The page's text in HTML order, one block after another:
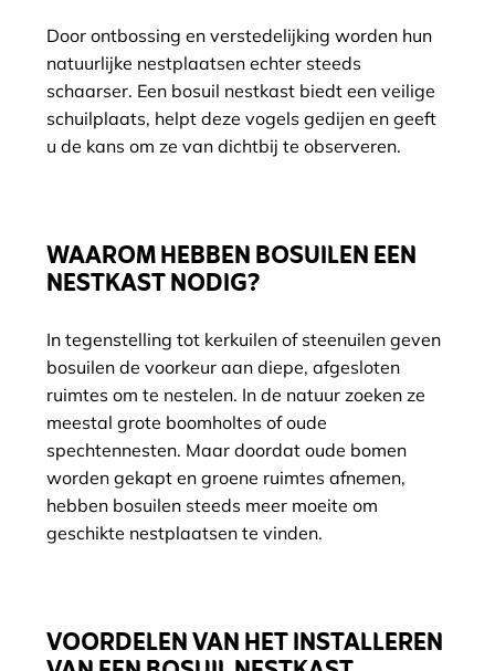
Door ontbossing en verstedelijking worden hun
natuurlijke nestplaatsen echter steeds
schaarser. Een bosuil nestkast biedt een veilige
schuilplaats, helpt deze vogels gedijen en geeft
u de kans om ze van dichtbij te observeren.
WAAROM HEBBEN BOSUILEN EEN
NESTKAST NODIG?
In tegenstelling tot kerkuilen of steenuilen geven
bosuilen de voorkeur aan diepe, afgesloten
ruimtes om te nestelen. In de natuur zoeken ze
meestal grote boomholtes of oude
spechtennesten. Maar doordat oude bomen
worden gekapt en groene ruimtes afnemen,
hebben bosuilen steeds meer moeite om
geschikte nestplaatsen te vinden.
VOORDELEN VAN HET INSTALLEREN